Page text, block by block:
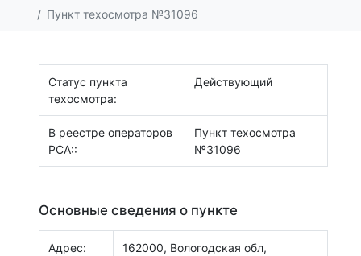
Пункт техосмотра №31096
Статус пункта
техосмотра:
Действующий
В реестре операторов
РСА::
Пункт техосмотра
№31096
Основные сведения о пункте
Адрес:
162000, Вологодская обл,